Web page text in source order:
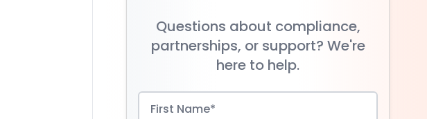
Questions about compliance,
partnerships, or support? We're
here to help.